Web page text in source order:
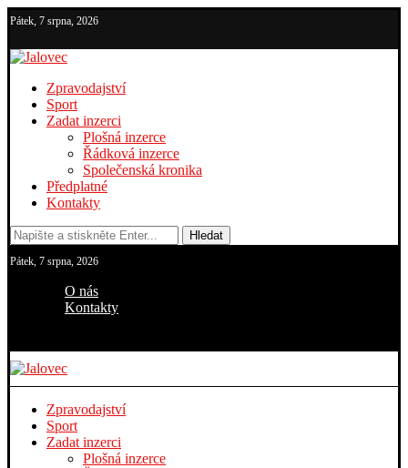
Pátek, 7 srpna, 2026
Zpravodajství
Sport
Zadat inzerci
Plošná inzerce
Řádková inzerce
Společenská kronika
Předplatné
Kontakty
Hledat
Pátek, 7 srpna, 2026
O nás
Kontakty
Zpravodajství
Sport
Zadat inzerci
Plošná inzerce